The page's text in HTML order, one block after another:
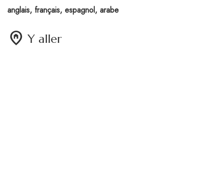
anglais, français, espagnol, arabe
home_pin Y aller